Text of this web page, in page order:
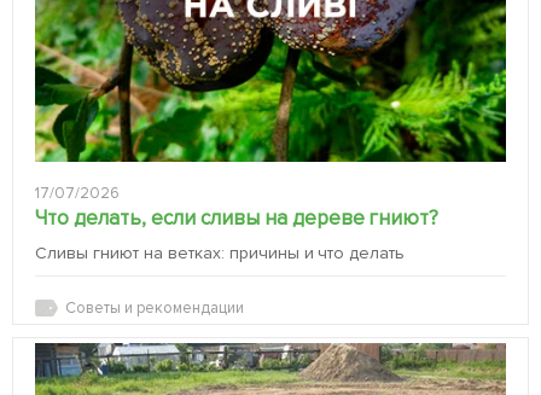
17/07/2026
Что делать, если сливы на дереве гниют?
Сливы гниют на ветках: причины и что делать
Советы и рекомендации